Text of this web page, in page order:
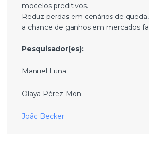
modelos preditivos.
Reduz perdas em cenários de
a chance de ganhos em mercados
Pesquisador(es):
Manuel Luna
Olaya Pérez-Mon
João Becker